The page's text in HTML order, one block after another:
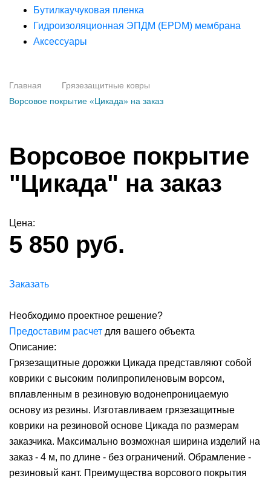
Бутилкаучуковая пленка
Гидроизоляционная ЭПДМ (EPDM) мембрана
Аксессуары
Главная
Грязезащитные ковры
Ворсовое покрытие «Цикада» на заказ
Ворсовое покрытие
"Цикада" на заказ
Цена:
5 850 руб.
Заказать
Необходимо проектное решение?
Предоставим расчет для вашего объекта
Описание:
Грязезащитные дорожки Цикада представляют собой
коврики с высоким полипропиленовым ворсом,
вплавленным в резиновую водонепроницаемую
основу из резины. Изготавливаем грязезащитные
коврики на резиновой основе Цикада по размерам
заказчика. Максимально возможная ширина изделий на
заказ - 4 м, по длине - без ограничений. Обрамление -
резиновый кант. Преимущества ворсового покрытия